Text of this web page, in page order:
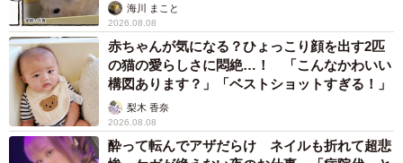
海川 まこと
2026.08.08
赤ちゃんが気になる？ひょっこり顔を出す2匹
の猫の愛らしさに悶絶…！ 「こんなかわいい
構図あります？」「ベストショットすぎる！」
梨木 香奈
2026.08.08
酔って転んでアザだらけ ネイルも折れて超悲